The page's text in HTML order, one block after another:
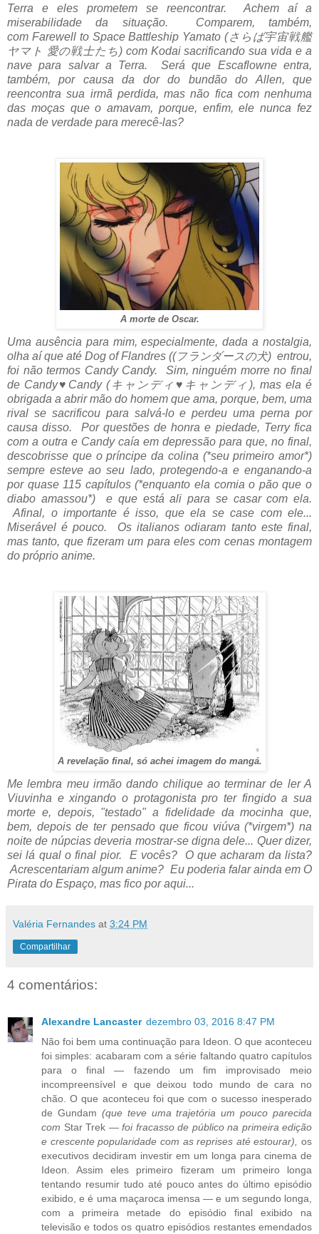
Terra e eles prometem se reencontrar. Achem aí a
miserabilidade da situação. Comparem, também,
com Farewell to Space Battleship Yamato (さらば宇宙戦艦
ヤマト 愛の戦士たち) com Kodai sacrificando sua vida e a
nave para salvar a Terra. Será que Escaflowne entra,
também, por causa da dor do bundão do Allen, que
reencontra sua irmã perdida, mas não fica com nenhuma
das moças que o amavam, porque, enfim, ele nunca fez
nada de verdade para merecê-las?
A morte de Oscar.
Uma ausência para mim, especialmente, dada a nostalgia,
olha aí que até Dog of Flandres ((フランダースの犬) entrou,
foi não termos Candy Candy. Sim, ninguém morre no final
de Candy♥ Candy (キャンディ ♥ キャンディ), mas ela é
obrigada a abrir mão do homem que ama, porque, bem, uma
rival se sacrificou para salvá-lo e perdeu uma perna por
causa disso. Por questões de honra e piedade, Terry fica
com a outra e Candy caía em depressão para que, no final,
descobrisse que o príncipe da colina (*seu primeiro amor*)
sempre esteve ao seu lado, protegendo-a e enganando-a
por quase 115 capítulos (*enquanto ela comia o pão que o
diabo amassou*) e que está ali para se casar com ela.
Afinal, o importante é isso, que ela se case com ele...
Miserável é pouco. Os italianos odiaram tanto este final,
mas tanto, que fizeram um para eles com cenas montagem
do próprio anime.
A revelação final, só achei imagem do mangá.
Me lembra meu irmão dando chilique ao terminar de ler A
Viuvinha e xingando o protagonista pro ter fingido a sua
morte e, depois, "testado" a fidelidade da mocinha que,
bem, depois de ter pensado que ficou viúva (*virgem*) na
noite de núpcias deveria mostrar-se digna dele... Quer dizer,
sei lá qual o final pior. E vocês? O que acharam da lista?
Acrescentariam algum anime? Eu poderia falar ainda em O
Pirata do Espaço, mas fico por aqui...
Valéria Fernandes at 3:24 PM
Compartilhar
4 comentários:
Alexandre Lancaster dezembro 03, 2016 8:47 PM
Não foi bem uma continuação para Ideon. O que aconteceu
foi simples: acabaram com a série faltando quatro capítulos
para o final — fazendo um fim improvisado meio
incompreensível e que deixou todo mundo de cara no
chão. O que aconteceu foi que com o sucesso inesperado
de Gundam (que teve uma trajetória um pouco parecida
com Star Trek — foi fracasso de público na primeira edição
e crescente popularidade com as reprises até estourar),
os
executivos decidiram investir em um longa para cinema de
Ideon. Assim eles primeiro fizeram um primeiro longa
tentando resumir tudo até pouco antes do último episódio
exibido, e é uma maçaroca imensa — e um segundo longa,
com a primeira metade do episódio final exibido na
televisão e todos os quatro episódios restantes emendados